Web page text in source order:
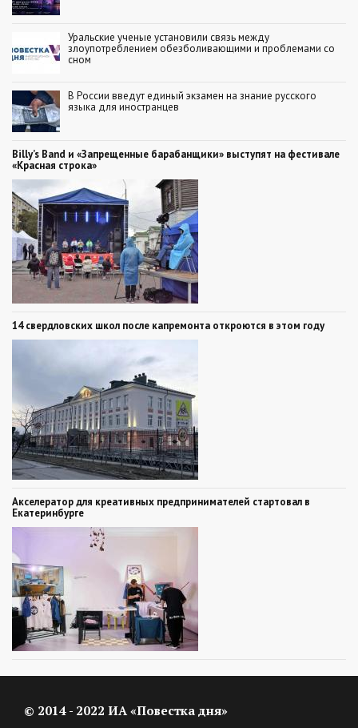
Уральские ученые установили связь между
злоупотреблением обезболивающими и проблемами со
сном
В России введут единый экзамен на знание русского
языка для иностранцев
Billy’s Band и «Запрещенные барабанщики» выступят на фестивале
«Красная строка»
14 свердловских школ после капремонта откроются в этом году
Акселератор для креативных предпринимателей стартовал в
Екатеринбурге
© 2014 - 2022 ИА «Повестка дня»